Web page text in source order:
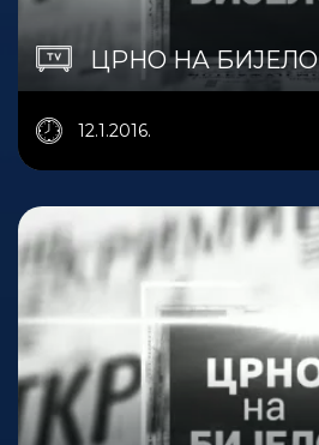
ЦРНО НА БИЈЕЛО
12.1.2016.